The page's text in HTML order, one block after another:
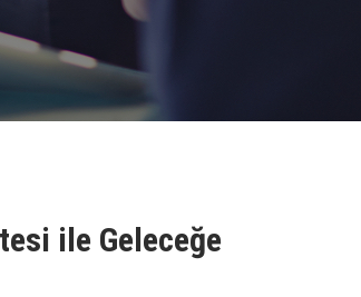
ile Geleceğe